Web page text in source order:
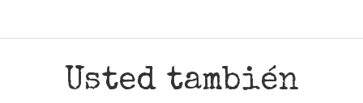
Usted también